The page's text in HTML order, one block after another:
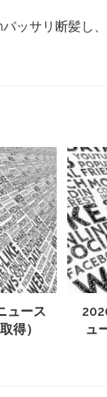
ッサリ断髪し
ュース
得）
ュ